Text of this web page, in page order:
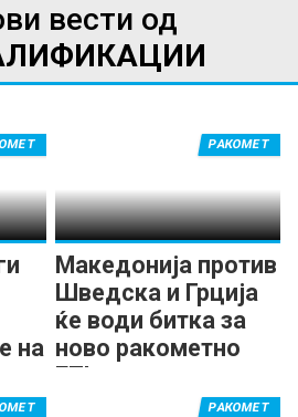
вести од
на
Македонија против
Шведска и Грција
ќе води битка за
ново ракометно
ЕП!
РАКОМЕТ
РАКОМЕТ